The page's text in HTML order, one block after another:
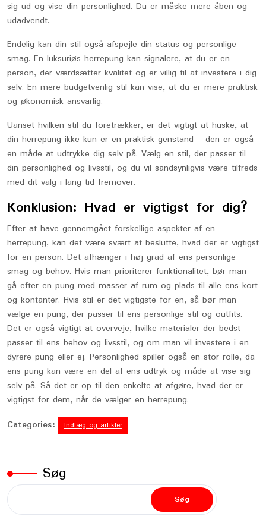
sig ud og vise din personlighed. Du er måske mere åben og
udadvendt.
Endelig kan din stil også afspejle din status og personlige
smag. En luksuriøs herrepung kan signalere, at du er en
person, der værdsætter kvalitet og er villig til at investere i dig
selv. En mere budgetvenlig stil kan vise, at du er mere praktisk
og økonomisk ansvarlig.
Uanset hvilken stil du foretrækker, er det vigtigt at huske, at
din herrepung ikke kun er en praktisk genstand – den er også
en måde at udtrykke dig selv på. Vælg en stil, der passer til
din personlighed og livsstil, og du vil sandsynligvis være tilfreds
med dit valg i lang tid fremover.
Konklusion: Hvad er vigtigst for dig?
Efter at have gennemgået forskellige aspekter af en
herrepung, kan det være svært at beslutte, hvad der er vigtigst
for en person. Det afhænger i høj grad af ens personlige
smag og behov. Hvis man prioriterer funktionalitet, bør man
gå efter en pung med masser af rum og plads til alle ens kort
og kontanter. Hvis stil er det vigtigste for en, så bør man
vælge en pung, der passer til ens personlige stil og outfits.
Det er også vigtigt at overveje, hvilke materialer der bedst
passer til ens behov og livsstil, og om man vil investere i en
dyrere pung eller ej. Personlighed spiller også en stor rolle, da
ens pung kan være en del af ens udtryk og måde at vise sig
selv på. Så det er op til den enkelte at afgøre, hvad der er
vigtigst for dem, når de vælger en herrepung.
Categories:
Indlæg og artikler
Søg
Søg